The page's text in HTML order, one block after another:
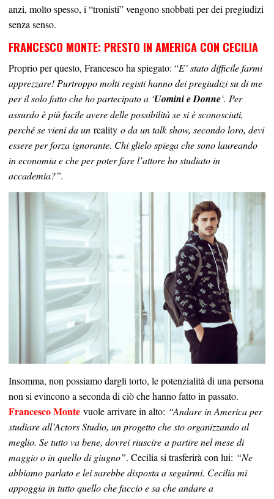
anzi, molto spesso, i “tronisti” vengono snobbati per dei pregiudizi
senza senso.
FRANCESCO MONTE: PRESTO IN AMERICA CON CECILIA
Proprio per questo, Francesco ha spiegato: “E’ stato difficile farmi
apprezzare! Purtroppo molti registi hanno dei pregiudizi su di me
per il solo fatto che ho partecipato a ‘Uomini e Donne‘. Per
assurdo è più facile avere delle possibilità se si è sconosciuti,
perché se vieni da un reality o da un talk show, secondo loro, devi
essere per forza ignorante. Chi glielo spiega che sono laureando
in economia e che per poter fare l’attore ho studiato in
accademia?”.
Insomma, non possiamo dargli torto, le potenzialità di una persona
non si evincono a seconda di ciò che hanno fatto in passato.
Francesco Monte vuole arrivare in alto: “Andare in America per
studiare all’Actors Studio, un progetto che sto organizzando al
meglio. Se tutto va bene, dovrei riuscire a partire nel mese di
maggio o in quello di giugno”. Cecilia si trasferirà con lui: “Ne
abbiamo parlato e lei sarebbe disposta a seguirmi. Cecilia mi
appoggia in tutto quello che faccio e sa che andare a